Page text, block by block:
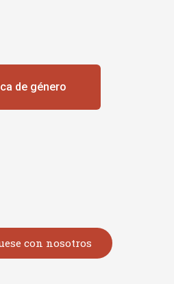
de género
con nosotros